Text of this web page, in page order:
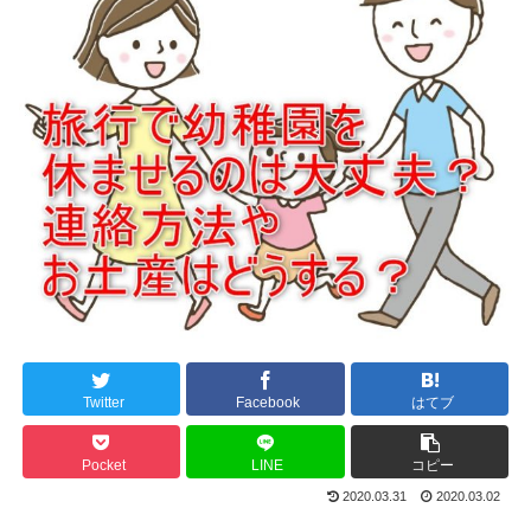
Twitter Facebook はてブ
Pocket LINE コピー
2020.03.31 2020.03.02